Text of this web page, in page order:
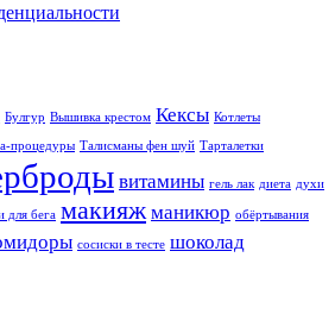
Булгур Вышивка крестом Кексы Котлеты
процедуры Талисманы фен шуй Тарталетки
витамины гель лак диета духи
для бега макияж маникюр обёртывания
сосиски в тесте шоколад